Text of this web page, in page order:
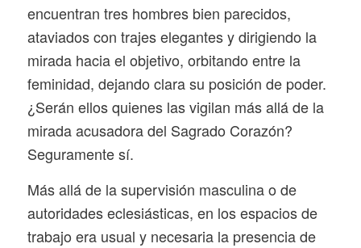
encuentran tres hombres bien parecidos,
ataviados con trajes elegantes y dirigiendo la
mirada hacia el objetivo, orbitando entre la
feminidad, dejando clara su posición de poder.
¿Serán ellos quienes las vigilan más allá de la
mirada acusadora del Sagrado Corazón?
Seguramente sí.
Más allá de la supervisión masculina o de
autoridades eclesiásticas, en los espacios de
trabajo era usual y necesaria la presencia de